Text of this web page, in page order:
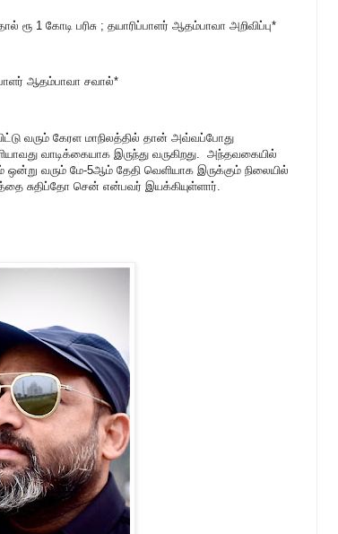
1 கோடி பரிசு ; தயாரிப்பாளர் ஆதம்பாவா அறிவிப்பு*
ஆதம்பாவா சவால்*
வரும் கேரள மாநிலத்தில் தான் அவ்வப்போது
வாடிக்கையாக இருந்து வருகிறது. அந்தவகையில்
ஒன்று வரும் மே-5ஆம் தேதி வெளியாக இருக்கும் நிலையில்
சுதிப்தோ சென் என்பவர் இயக்கியுள்ளார்.